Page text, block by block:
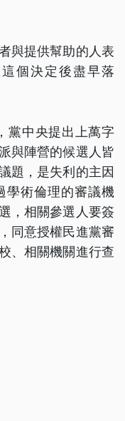
與提供幫助的人表
個決定後盡早落
黨中央提出上萬字
與陣營的候選人皆
題，是失利的主因
學術倫理的審議機
，相關參選人要簽
同意授權民進黨審
、相關機關進行查